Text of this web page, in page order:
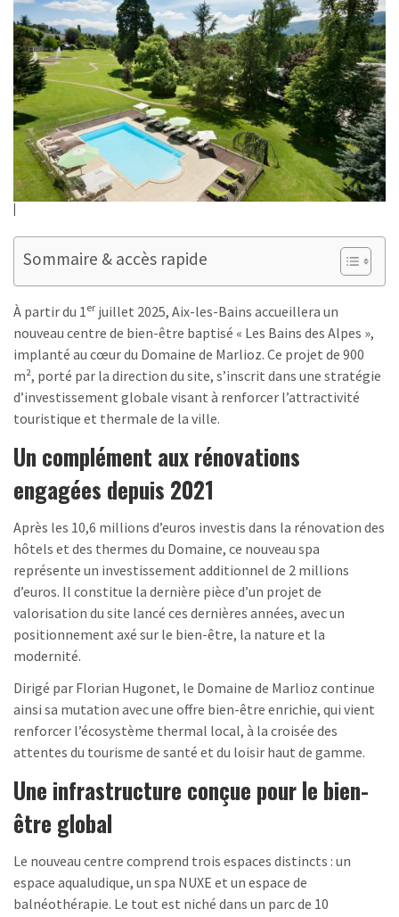
Sommaire & accès rapide
À partir du 1er juillet 2025, Aix-les-Bains accueillera un
nouveau centre de bien-être baptisé « Les Bains des Alpes »,
implanté au cœur du Domaine de Marlioz. Ce projet de 900
m², porté par la direction du site, s’inscrit dans une stratégie
d’investissement globale visant à renforcer l’attractivité
touristique et thermale de la ville.
Un complément aux rénovations
engagées depuis 2021
Après les 10,6 millions d’euros investis dans la rénovation des
hôtels et des thermes du Domaine, ce nouveau spa
représente un investissement additionnel de 2 millions
d’euros. Il constitue la dernière pièce d’un projet de
valorisation du site lancé ces dernières années, avec un
positionnement axé sur le bien-être, la nature et la
modernité.
Dirigé par Florian Hugonet, le Domaine de Marlioz continue
ainsi sa mutation avec une offre bien-être enrichie, qui vient
renforcer l’écosystème thermal local, à la croisée des
attentes du tourisme de santé et du loisir haut de gamme.
Une infrastructure conçue pour le bien-
être global
Le nouveau centre comprend trois espaces distincts : un
espace aqualudique, un spa NUXE et un espace de
balnéothérapie. Le tout est niché dans un parc de 10